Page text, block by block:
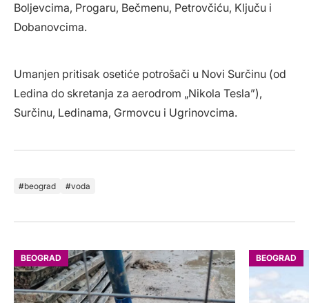
Boljevcima, Progaru, Bečmenu, Petrovčiću, Ključu i
Dobanovcima.
Umanjen pritisak osetiće potrošači u Novi Surčinu (od
Ledina do skretanja za aerodrom „Nikola Tesla”),
Surčinu, Ledinama, Grmovcu i Ugrinovcima.
beograd voda
BEOGRAD BEOGRAD